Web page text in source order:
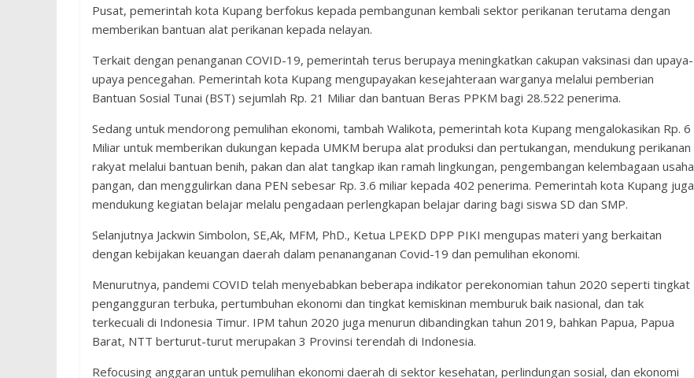
Pusat, pemerintah kota Kupang berfokus kepada pembangunan kembali sektor perikanan terutama dengan
memberikan bantuan alat perikanan kepada nelayan.
Terkait dengan penanganan COVID-19, pemerintah terus berupaya meningkatkan cakupan vaksinasi dan upaya-
upaya pencegahan. Pemerintah kota Kupang mengupayakan kesejahteraan warganya melalui pemberian
Bantuan Sosial Tunai (BST) sejumlah Rp. 21 Miliar dan bantuan Beras PPKM bagi 28.522 penerima.
Sedang untuk mendorong pemulihan ekonomi, tambah Walikota, pemerintah kota Kupang mengalokasikan Rp. 6
Miliar untuk memberikan dukungan kepada UMKM berupa alat produksi dan pertukangan, mendukung perikanan
rakyat melalui bantuan benih, pakan dan alat tangkap ikan ramah lingkungan, pengembangan kelembagaan usaha
pangan, dan menggulirkan dana PEN sebesar Rp. 3.6 miliar kepada 402 penerima. Pemerintah kota Kupang juga
mendukung kegiatan belajar melalu pengadaan perlengkapan belajar daring bagi siswa SD dan SMP.
Selanjutnya Jackwin Simbolon, SE,Ak, MFM, PhD., Ketua LPEKD DPP PIKI mengupas materi yang berkaitan
dengan kebijakan keuangan daerah dalam penananganan Covid-19 dan pemulihan ekonomi.
Menurutnya, pandemi COVID telah menyebabkan beberapa indikator perekonomian tahun 2020 seperti tingkat
pengangguran terbuka, pertumbuhan ekonomi dan tingkat kemiskinan memburuk baik nasional, dan tak
terkecuali di Indonesia Timur. IPM tahun 2020 juga menurun dibandingkan tahun 2019, bahkan Papua, Papua
Barat, NTT berturut-turut merupakan 3 Provinsi terendah di Indonesia.
Refocusing anggaran untuk pemulihan ekonomi daerah di sektor kesehatan, perlindungan sosial, dan ekonomi